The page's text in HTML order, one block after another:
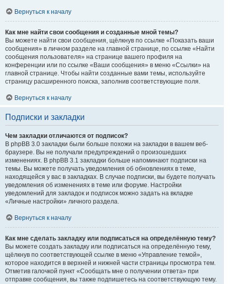
Вернуться к началу
Как мне найти свои сообщения и созданные мной темы?
Вы можете найти свои сообщения, щёлкнув по ссылке «Показать ваши
сообщения» в личном разделе на главной странице, по ссылке «Найти
сообщения пользователя» на странице вашего профиля на
конференции или по ссылке «Ваши сообщения» в меню «Ссылки» на
главной странице. Чтобы найти созданные вами темы, используйте
страницу расширенного поиска, заполнив соответствующие поля.
Вернуться к началу
Подписки и закладки
Чем закладки отличаются от подписок?
В phpBB 3.0 закладки были больше похожи на закладки в вашем веб-
браузере. Вы не получали предупреждений о произошедших
изменениях. В phpBB 3.1 закладки больше напоминают подписки на
темы. Вы можете получать уведомления об обновлениях в теме,
находящейся у вас в закладках. В случае подписки, вы будете получать
уведомления об изменениях в теме или форуме. Настройки
уведомлений для закладок и подписок можно задать на вкладке
«Личные настройки» личного раздела.
Вернуться к началу
Как мне сделать закладку или подписаться на определённую тему?
Вы можете создать закладку или подписаться на определённую тему,
щёлкнув по соответствующей ссылке в меню «Управление темой»,
которое находится в верхней и нижней части страницы просмотра тем.
Отметив галочкой пункт «Сообщать мне о получении ответа» при
отправке сообщения, вы также подпишетесь на соответствующую тему.